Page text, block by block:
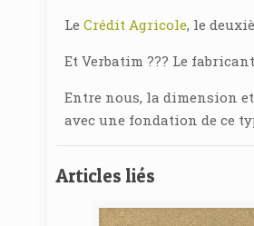
LeCrédit Agricole, le
Et Verbatim ??? Le
Entre nous, la dimension
avec une fondation de ce
Articles liés